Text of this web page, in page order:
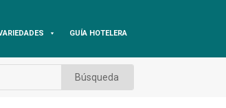
GUÍA HOTELERA